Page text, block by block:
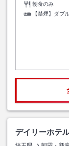
朝食のみ
【禁煙】ダブ
デイリーホテ